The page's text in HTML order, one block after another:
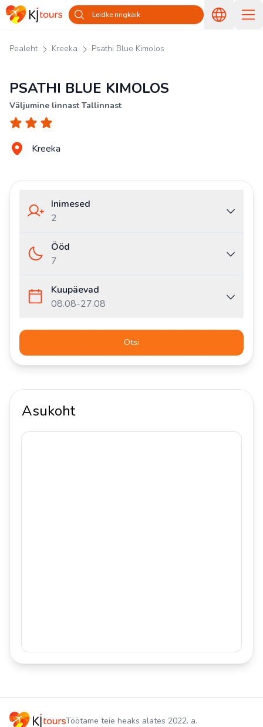
Leidke ringkäik
Pealeht Kreeka Psathi Blue Kimolos
PSATHI BLUE KIMOLOS
Väljumine linnast Tallinnast
Kreeka
Inimesed
2
Ööd
7
Kuupäevad
08.08-27.08
Otsi
Asukoht
Töötame teie heaks alates 2022. a.